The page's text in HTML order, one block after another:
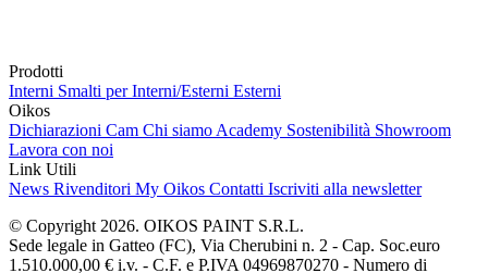
Prodotti
Interni Smalti per Interni/Esterni Esterni
Oikos
Dichiarazioni Cam Chi siamo Academy Sostenibilità Showroom
Lavora con noi
Link Utili
News Rivenditori My Oikos Contatti Iscriviti alla newsletter
© Copyright 2026. OIKOS PAINT S.R.L.
Sede legale in Gatteo (FC), Via Cherubini n. 2 - Cap. Soc.euro
1.510.000,00 € i.v. - C.F. e P.IVA 04969870270 - Numero di